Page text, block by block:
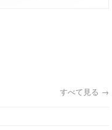
すべて見る →